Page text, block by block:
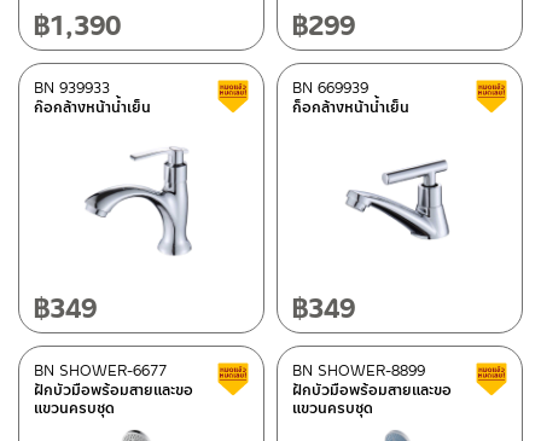
฿1,390 ฿299
ก๊อกล้างหน้าน้ำเย็น
BN 939933 สินค้าลดราคา เคลียร์สต็อก
฿349
ก็อกล้างหน้าน้ำเย็น
BN 669939
฿349
ฝักบัวมือพร้อมสายและขอ
แขวนครบชุด
BN SHOWER-6677 สินค้าลดราคา เคลียร์สต็อก
ฝักบัวมือพร้อมสายและขอ
แขวนครบชุด
BN SHOWER-8899